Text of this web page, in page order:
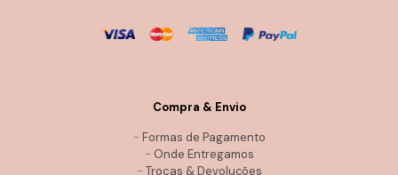
Compra & Envio
- Formas de Pagamento
- Onde Entregamos
- Trocas & Devoluções